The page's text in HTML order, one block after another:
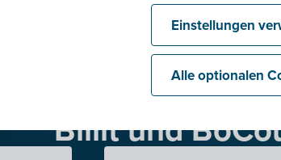
Testen Sie jetzt
Billit und
Einstellungen
Alle optionalen